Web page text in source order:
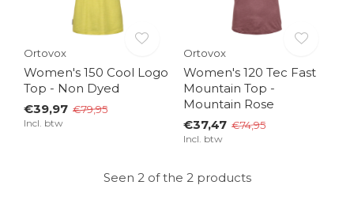
Ortovox
Women's 150 Cool Logo
Top - Non Dyed
€39,97 €79,95
Incl. btw
Ortovox
Women's 120 Tec Fast
Mountain Top -
Mountain Rose
€37,47 €74,95
Incl. btw
Seen 2 of the 2 products